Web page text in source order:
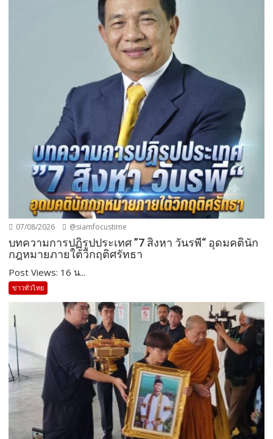
07/08/2026 @siamfocustime
บทความการปฏิรูปประเทศ ”7 สิงหา วันรพี“ อุดมคตินัก
กฎหมายภายใต้วิกฤติศรัทธา
Post Views: 16 น...
ข่าวทั่วไทย